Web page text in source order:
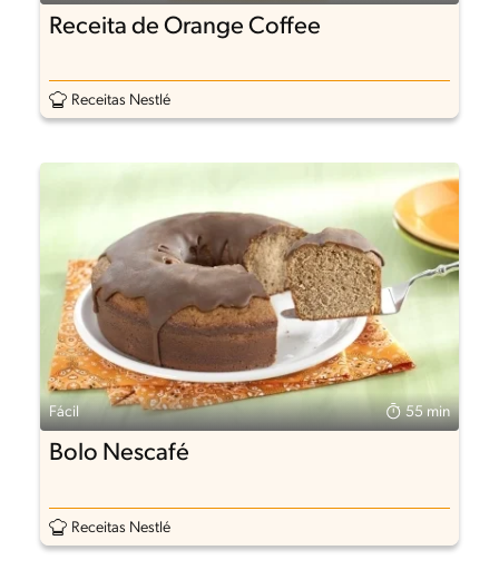
Receita de Orange Coffee
Receitas Nestlé
Fácil 55 min
Bolo Nescafé
Receitas Nestlé